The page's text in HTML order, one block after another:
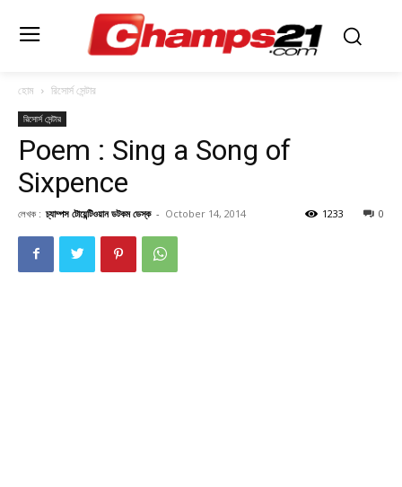
হোম রিসোর্স সেন্টার
রিসোর্স সেন্টার
Poem : Sing a Song of
Sixpence
লেখক : চ্যাম্পস টোয়েন্টিওয়ান ডটকম ডেস্ক - October 14, 2014 0
1233